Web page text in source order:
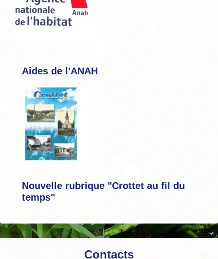
Aides de l'ANAH
Nouvelle rubrique "Crottet au fil du
temps"
Contacts